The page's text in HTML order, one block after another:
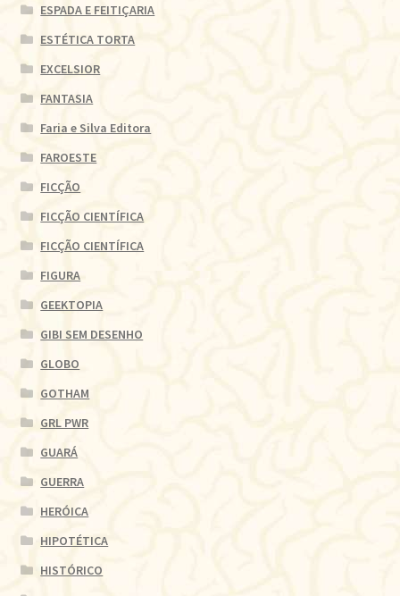
ESPADA E FEITIÇARIA
ESTÉTICA TORTA
EXCELSIOR
FANTASIA
Faria e Silva Editora
FAROESTE
FICÇÃO
FICÇÃO CIENTÍFICA
FICÇÃO CIENTÍFICA
FIGURA
GEEKTOPIA
GIBI SEM DESENHO
GLOBO
GOTHAM
GRL PWR
GUARÁ
GUERRA
HERÓICA
HIPOTÉTICA
HISTÓRICO